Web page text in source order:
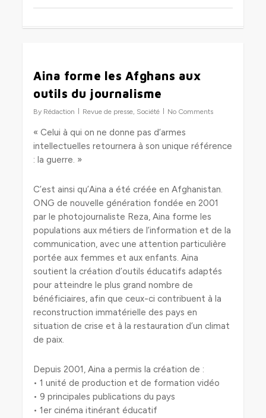
Aina forme les Afghans aux
outils du journalisme
By Rédaction Revue de presse, Société No Comments
« Celui à qui on ne donne pas d’armes
intellectuelles retournera à son unique référence
: la guerre. »
C’est ainsi qu’Aina a été créée en Afghanistan.
ONG de nouvelle génération fondée en 2001
par le photojournaliste Reza, Aina forme les
populations aux métiers de l’information et de la
communication, avec une attention particulière
portée aux femmes et aux enfants. Aina
soutient la création d’outils éducatifs adaptés
pour atteindre le plus grand nombre de
bénéficiaires, afin que ceux-ci contribuent à la
reconstruction immatérielle des pays en
situation de crise et à la restauration d’un climat
de paix.
Depuis 2001, Aina a permis la création de :
• 1 unité de production et de formation vidéo
• 9 principales publications du pays
• 1er cinéma itinérant éducatif